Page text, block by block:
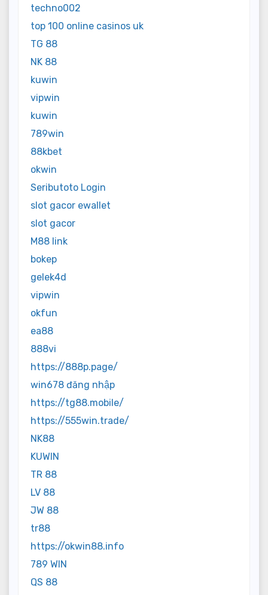
techno002
top 100 online casinos uk
TG 88
NK 88
kuwin
vipwin
kuwin
789win
88kbet
okwin
Seributoto Login
slot gacor ewallet
slot gacor
M88 link
bokep
gelek4d
vipwin
okfun
ea88
888vi
https://888p.page/
win678 đăng nhập
https://tg88.mobile/
https://555win.trade/
NK88
KUWIN
TR 88
LV 88
JW 88
tr88
https://okwin88.info
789 WIN
QS 88